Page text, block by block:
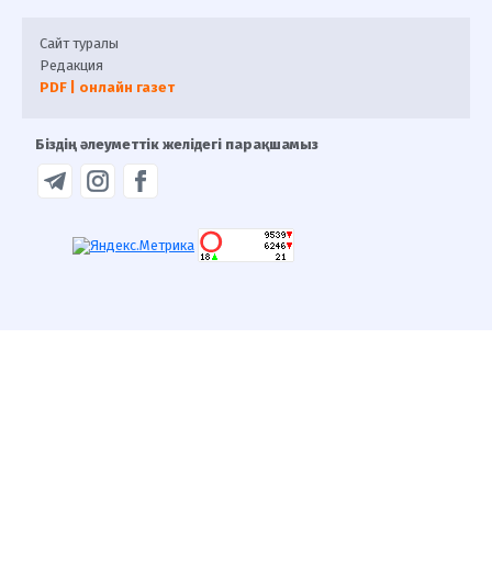
Сайт туралы
Редакция
PDF | онлайн газет
Біздің әлеуметтік желідегі парақшамыз